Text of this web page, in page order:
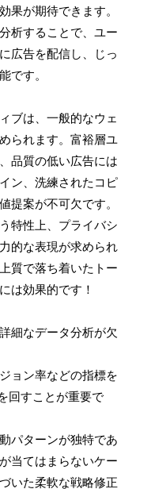
果が期待できます。
析することで、ユー
広告を配信し、じっ
です。
ブは、一般的なウェ
られます。富裕層ユ
品質の低い広告には
ン、洗練されたコピ
提案が不可欠です。
特性上、プライバシ
的な表現が求められ
質で落ち着いたトー
は効果的です！
細なデータ分析が欠
ョン率などの指標を
回すことが重要で
パターンが独特であ
当てはまらないケー
いた柔軟な戦略修正